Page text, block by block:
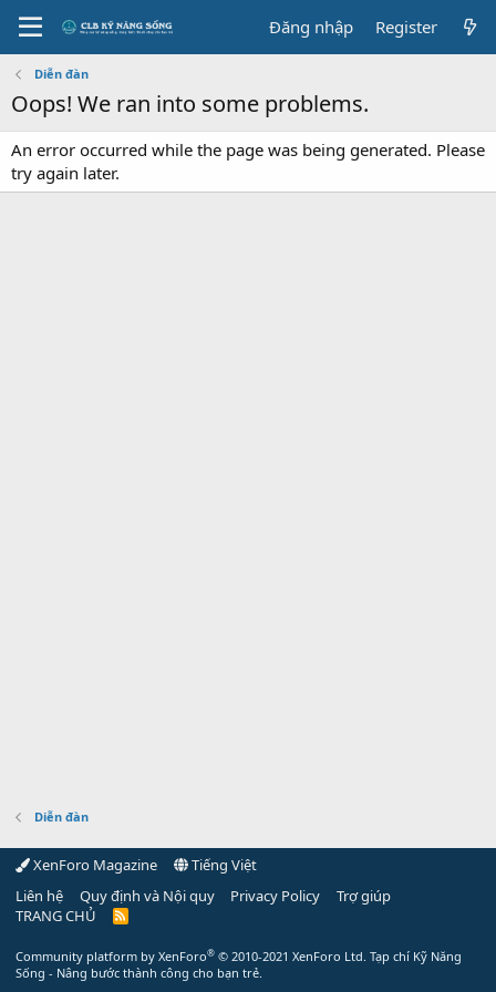
Đăng nhập Register
Diễn đàn
Oops! We ran into some problems.
An error occurred while the page was being generated. Please
try again later.
Diễn đàn
XenForo Magazine
Tiếng Việt
Liên hệ
Quy định và Nội quy Privacy Policy
Trợ giúp
TRANG CHỦ
R
Community platform by XenForo® © 2010-2021 XenForo Ltd. Tạp chí Kỹ Năng
Sống - Nâng bước thành công cho bạn trẻ.